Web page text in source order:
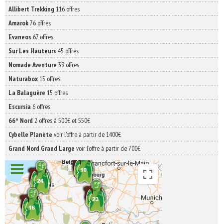
Allibert Trekking 116 offres
Amarok76 offres
Evaneos 67 offres
Sur Les Hauteurs 45 offres
Nomade Aventure 39 offres
Naturabox 15 offres
La Balaguère 15 offres
Escursia 6 offres
66° Nord 2 offres à 500€ et 550€
Cybelle Planète voir l'offre à partir de 1400€
Grand Nord Grand Large voir l'offre à partir de 700€